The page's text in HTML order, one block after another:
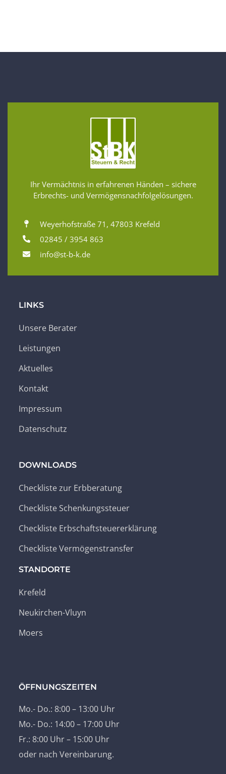
Ihr Vermächtnis in erfahrenen Händen – sichere
Erbrechts- und Vermögensnachfolgelösungen.
Weyerhofstraße 71, 47803 Krefeld
02845 / 3954 863
info@st-b-k.de
LINKS
Unsere Berater
Leistungen
Aktuelles
Kontakt
Impressum
Datenschutz
DOWNLOADS
Checkliste zur Erbberatung
Checkliste Schenkungssteuer
Checkliste Erbschaftsteuererklärung
Checkliste Vermögenstransfer
STANDORTE
Krefeld
Neukirchen-Vluyn
Moers
ÖFFNUNGSZEITEN
Mo.- Do.: 8:00 – 13:00 Uhr
Mo.- Do.: 14:00 – 17:00 Uhr
Fr.: 8:00 Uhr – 15:00 Uhr
oder nach Vereinbarung.